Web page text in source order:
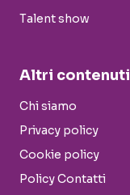
Talent show
Altri contenuti
Chi siamo
Privacy policy
Cookie policy
Policy Contatti